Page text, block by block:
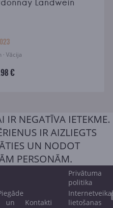
· Vācija
€
IR NEGATĪVA IETEKME.
IR AIZLIEGTS
UN NODOT
PERSONĀM.
un
Kontakti
Privātuma
politika
lietošanas